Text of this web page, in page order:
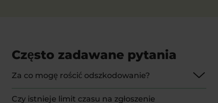
Często zadawane pytania
Za co mogę rościć odszkodowanie?
Jeśli w wyniku wypadku doznałeś poważnych
Czy istnieje limit czasu na zgłoszenie